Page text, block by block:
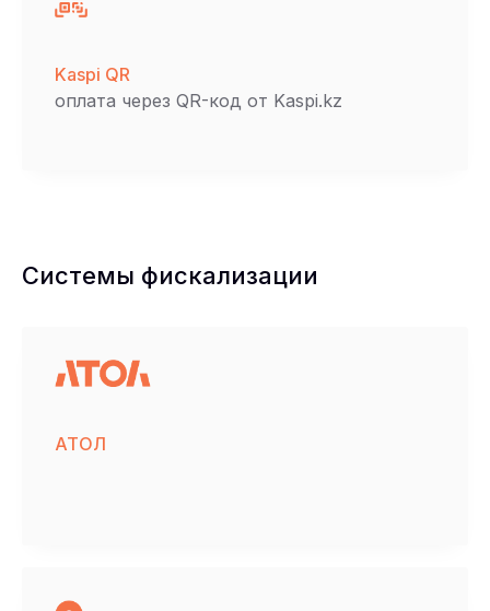
Kaspi QR
оплата через QR-код от Kaspi.kz
Системы фискализации
АТОЛ